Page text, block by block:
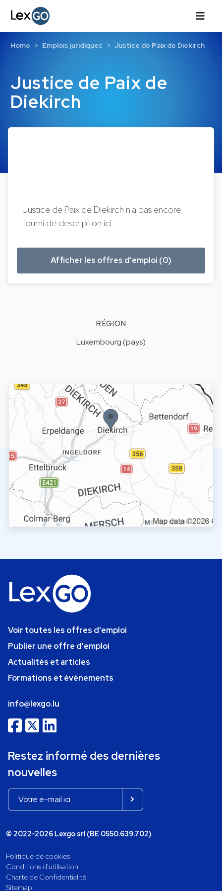
Justice de Paix de
Diekirch
Home Emplois juridiques Justice de Paix de Diekirch
Justice de Paix de Diekirch n'a pas encore
fourni de descripiton ici.
Afficher les offres d'emploi (0)
RÉGION
Luxembourg (pays)
Voir toutes les offres d'emploi
Publier une offre d'emploi
Actualités et articles
Formations et événements
info@lexgo.lu
Restez informé des dernières
nouvelles
© 2022-2026 Lexgo srl (BE 0550.639.702)
Politique de cookies
Conditions d'utilisation
Charte de Confidentialité
Sitemap